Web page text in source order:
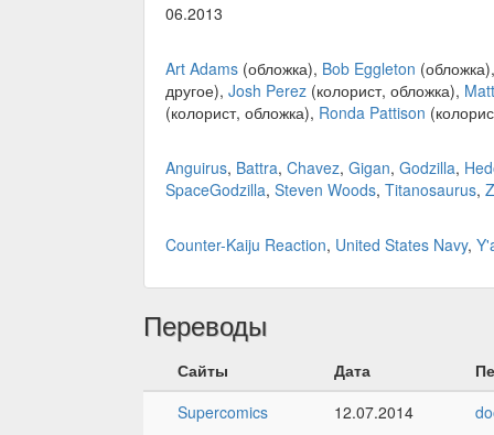
06.2013
Art Adams (обложка), Bob Eggleton
другое), Josh Perez (колорист, обложка),
(колорист, обложка), Ronda Pattison
Anguirus, Battra, Chavez, Gigan, Godzilla,
SpaceGodzilla, Steven Woods, Titanosaurus,
Counter-Kaiju Reaction, United States Navy,
Переводы
Сайты Дата
Supercomics
12.07.2014